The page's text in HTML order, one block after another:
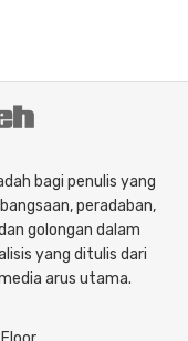
bagi penulis yang
peradaban,
golongan dalam
yang ditulis dari
arus utama.